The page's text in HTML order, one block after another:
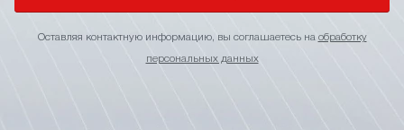
Оставляя контактную информацию, вы соглашаетесь на обработку
персональных данных